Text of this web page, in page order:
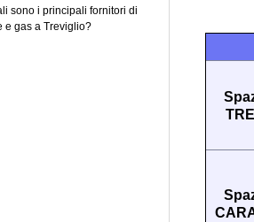
sono i principali fornitori di
e gas a Treviglio?